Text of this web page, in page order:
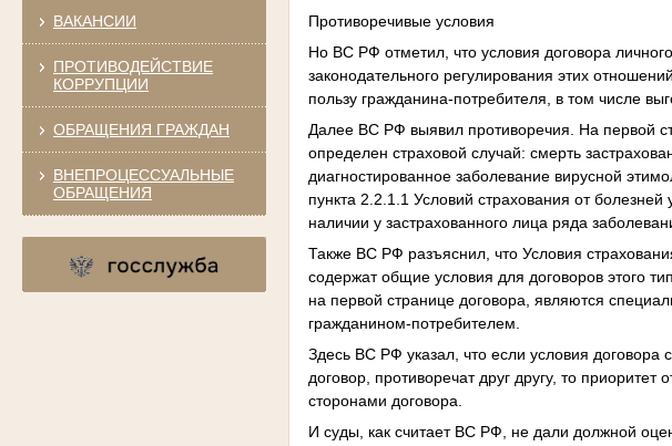
ВАКАНСИИ
ПРОТИВОДЕЙСТВИЕ
КОРРУПЦИИ
ОБРАЩЕНИЯ ГРАЖДАН
ВНЕПРОЦЕССУАЛЬНЫЕ
ОБРАЩЕНИЯ
Противоречивые условия
Но ВС РФ отметил, что условия договора
законодательного регулирования этих
пользу гражданина-потребителя, в том числе
Далее ВС РФ выявил противоречия. На первой
определен страховой случай: смерть
диагностированное заболевание вирусной
пункта 2.2.1.1 Условий страхования от
наличии у застрахованного лица ряда
Также ВС РФ разъяснил, что Условия
содержат общие условия для договоров этого
на первой странице договора, являются
гражданином-потребителем.
Здесь ВС РФ указал, что если условия договора
договор, противоречат друг другу, то
сторонами договора.
И суды, как считает ВС РФ, не дали должной